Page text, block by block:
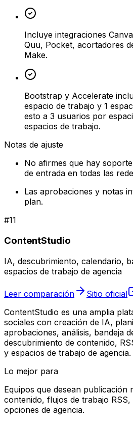
Incluye integraciones
Quu, Pocket, acortadores
Make.
Bootstrap y Accelerate
espacio de trabajo y 1
esto a 3 usuarios por
espacios de trabajo.
Notas de ajuste
No afirmes que hay
de entrada en todas las
Las aprobaciones y notas
plan.
#11
ContentStudio
IA, descubrimiento, calendario,
espacios de trabajo de agencia
Leer comparación
Sitio oficial
ContentStudio es una amplia
sociales con creación de IA,
aprobaciones, análisis, bandeja
descubrimiento de contenido,
y espacios de trabajo de agencia.
Lo mejor para
Equipos que desean publicación
contenido, flujos de trabajo
opciones de agencia.